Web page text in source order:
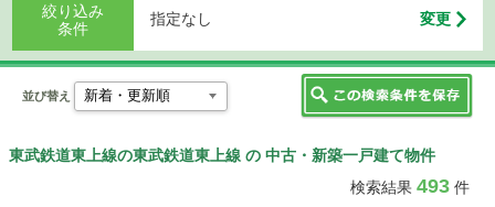
絞り込み
条件
指定なし 変更
並び替え
東武鉄道東上線の東武鉄道東上線 の 中古・新築一戸建て物件
検索結果 493件